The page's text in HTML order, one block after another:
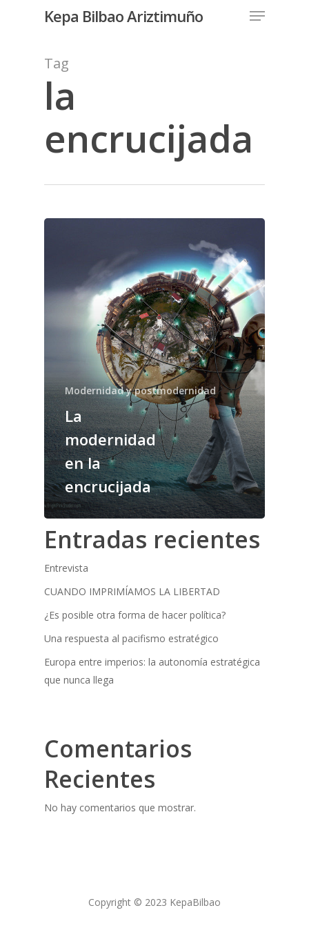
Kepa Bilbao Ariztimuño Menu
Tag
la
encrucijada
Modernidad y postmodernidad
La
modernidad
en la
encrucijada
Entradas recientes
Entrevista
CUANDO IMPRIMÍAMOS LA LIBERTAD
¿Es posible otra forma de hacer política?
Una respuesta al pacifismo estratégico
Europa entre imperios: la autonomía estratégica
que nunca llega
Comentarios
Recientes
No hay comentarios que mostrar.
Copyright © 2023 KepaBilbao